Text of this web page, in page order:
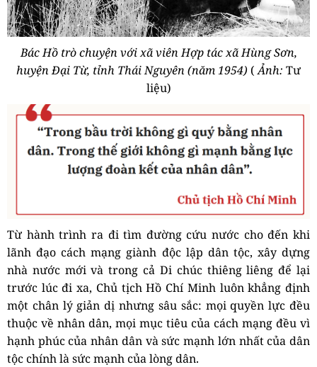
Bác Hồ trò chuyện với xã viên Hợp tác xã Hùng Sơn,
huyện Đại Từ, tỉnh Thái Nguyên (năm 1954) ( Ảnh: Tư
liệu)
Từ hành trình ra đi tìm đường cứu nước cho đến khi
lãnh đạo cách mạng giành độc lập dân tộc, xây dựng
nhà nước mới và trong cả Di chúc thiêng liêng để lại
trước lúc đi xa, Chủ tịch Hồ Chí Minh luôn khẳng định
một chân lý giản dị nhưng sâu sắc: mọi quyền lực đều
thuộc về nhân dân, mọi mục tiêu của cách mạng đều vì
hạnh phúc của nhân dân và sức mạnh lớn nhất của dân
tộc chính là sức mạnh của lòng dân.